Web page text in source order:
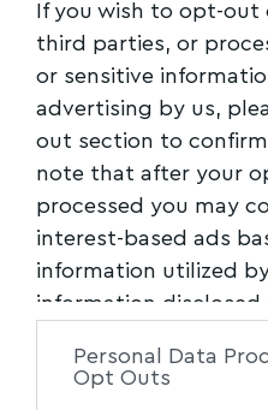
If you wish to opt-out
third parties, or
or sensitive
advertising by us,
out section to
note that after your
processed you may
interest-based ads
information utilized
information
of the further
Personal Data
Opt Outs
TAGGED: